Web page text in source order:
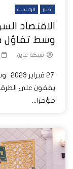
أخبار الرئيسية
الاقتصاد
وسط تفاؤل
شبكة عاين
27
يقفون على
مؤخرا...